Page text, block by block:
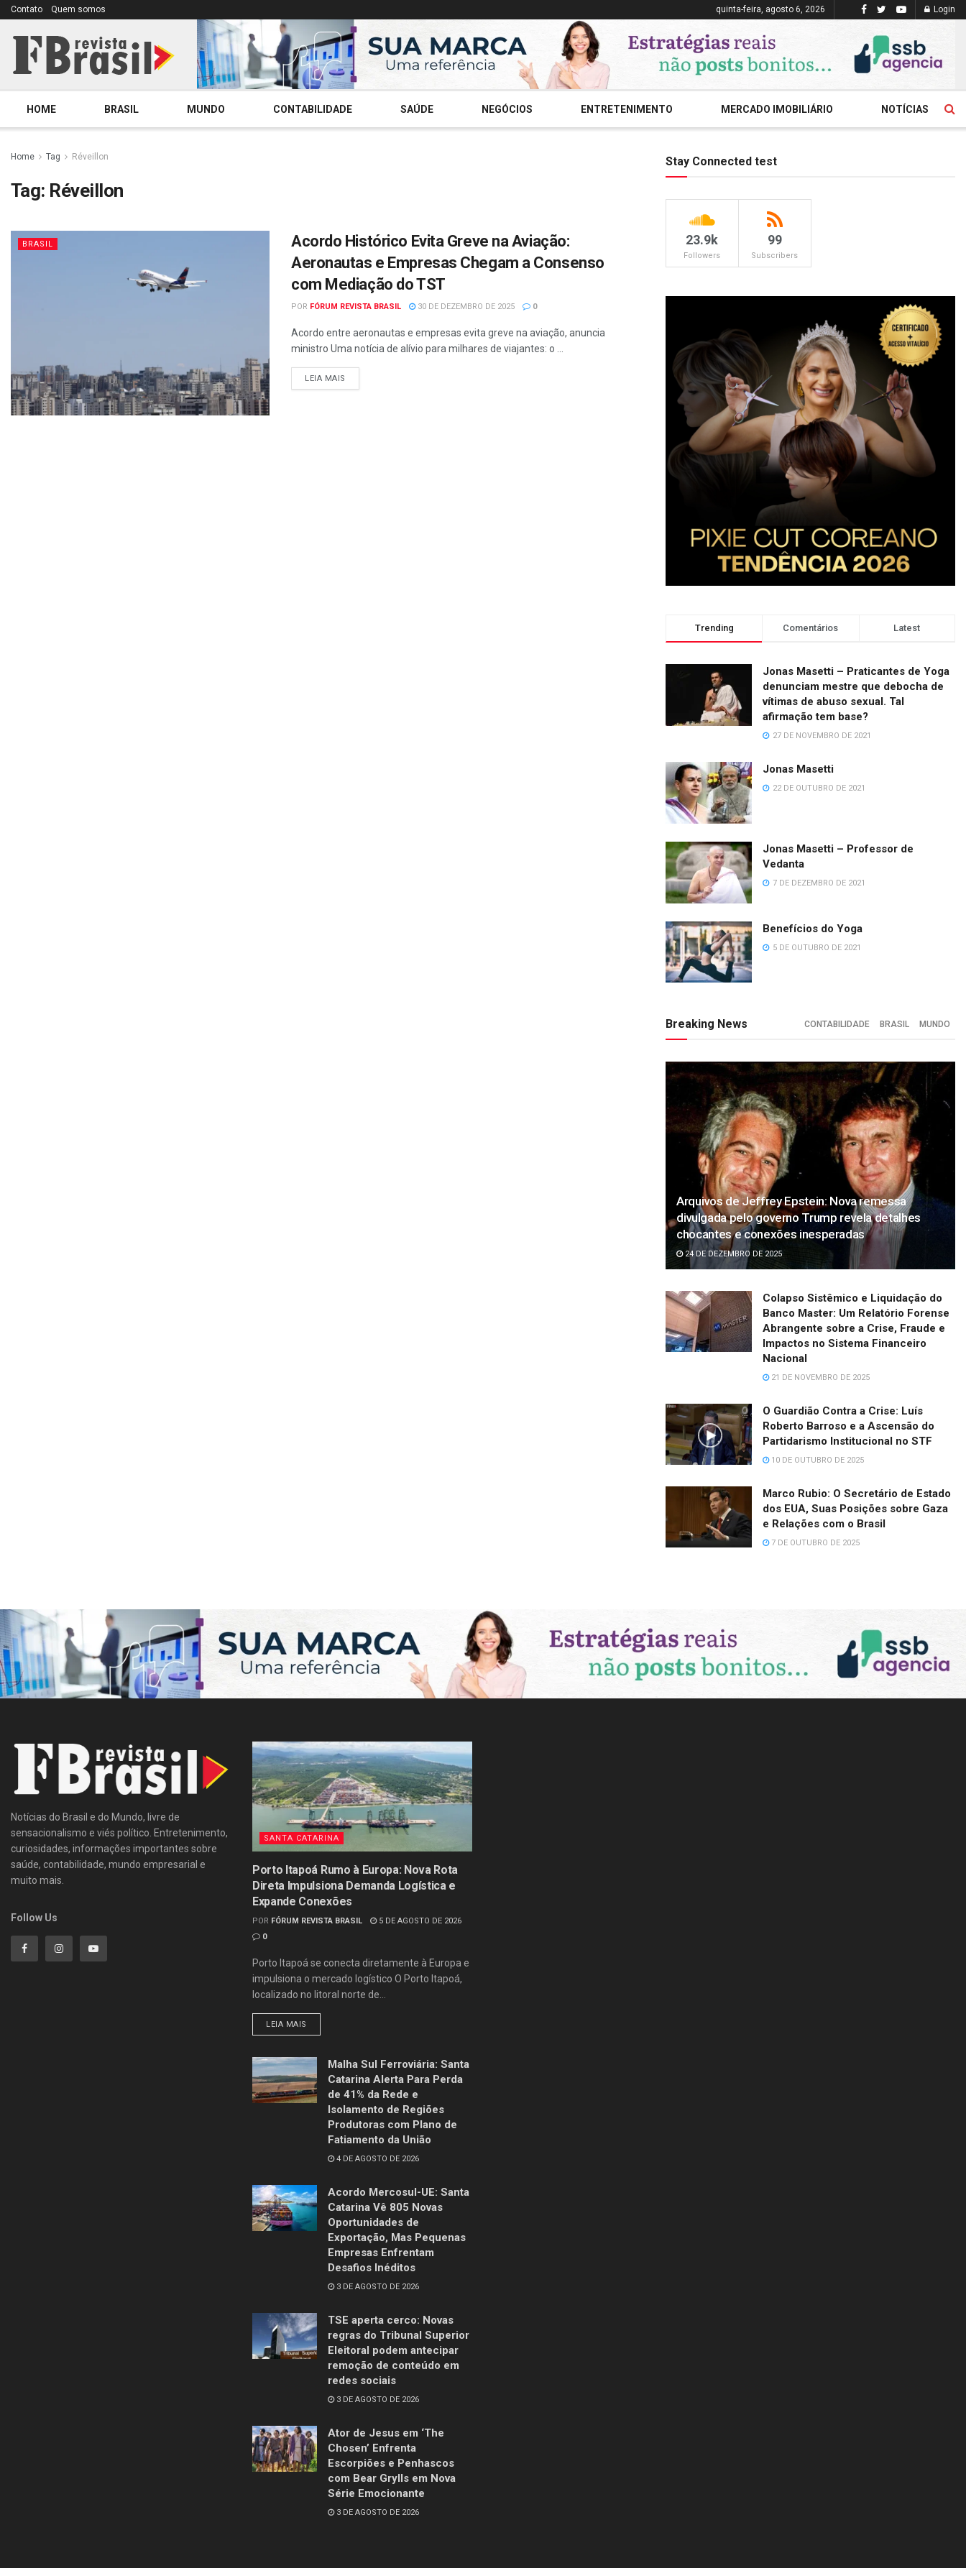
Contato Quem somos quinta-feira, agosto 6, 2026 Login
HOME BRASIL MUNDO CONTABILIDADE SAÚDE NEGÓCIOS ENTRETENIMENTO MERCADO IMOBILIÁRIO NOTÍCIAS
Home Tag Réveillon
Tag: Réveillon
BRASIL
Acordo Histórico Evita Greve na Aviação:
Aeronautas e Empresas Chegam a Consenso
com Mediação do TST
POR FÓRUM REVISTA BRASIL 30 DE DEZEMBRO DE 2025 0
Acordo entre aeronautas e empresas evita greve na aviação, anuncia
ministro Uma notícia de alívio para milhares de viajantes: o ...
LEIA MAIS
Stay Connected test
23.9k
Followers
99
Subscribers
Trending Comentários Latest
Jonas Masetti – Praticantes de Yoga
denunciam mestre que debocha de
vítimas de abuso sexual. Tal
afirmação tem base?
27 DE NOVEMBRO DE 2021
Jonas Masetti
22 DE OUTUBRO DE 2021
Jonas Masetti – Professor de
Vedanta
7 DE DEZEMBRO DE 2021
Benefícios do Yoga
5 DE OUTUBRO DE 2021
Breaking News CONTABILIDADE BRASIL MUNDO
Arquivos de Jeffrey Epstein: Nova remessa
divulgada pelo governo Trump revela detalhes
chocantes e conexões inesperadas
24 DE DEZEMBRO DE 2025
Colapso Sistêmico e Liquidação do
Banco Master: Um Relatório Forense
Abrangente sobre a Crise, Fraude e
Impactos no Sistema Financeiro
Nacional
21 DE NOVEMBRO DE 2025
O Guardião Contra a Crise: Luís
Roberto Barroso e a Ascensão do
Partidarismo Institucional no STF
10 DE OUTUBRO DE 2025
Marco Rubio: O Secretário de Estado
dos EUA, Suas Posições sobre Gaza
e Relações com o Brasil
7 DE OUTUBRO DE 2025
Notícias do Brasil e do Mundo, livre de
sensacionalismo e viés político. Entretenimento,
curiosidades, informações importantes sobre
saúde, contabilidade, mundo empresarial e
muito mais.
Follow Us
SANTA CATARINA
Porto Itapoá Rumo à Europa: Nova Rota
Direta Impulsiona Demanda Logística e
Expande Conexões
POR FÓRUM REVISTA BRASIL
5 DE AGOSTO DE 2026
0
Porto Itapoá se conecta diretamente à Europa e
impulsiona o mercado logístico O Porto Itapoá,
localizado no litoral norte de...
LEIA MAIS
Malha Sul Ferroviária: Santa
Catarina Alerta Para Perda
de 41% da Rede e
Isolamento de Regiões
Produtoras com Plano de
Fatiamento da União
4 DE AGOSTO DE 2026
Acordo Mercosul-UE: Santa
Catarina Vê 805 Novas
Oportunidades de
Exportação, Mas Pequenas
Empresas Enfrentam
Desafios Inéditos
3 DE AGOSTO DE 2026
TSE aperta cerco: Novas
regras do Tribunal Superior
Eleitoral podem antecipar
remoção de conteúdo em
redes sociais
3 DE AGOSTO DE 2026
Ator de Jesus em ‘The
Chosen’ Enfrenta
Escorpiões e Penhascos
com Bear Grylls em Nova
Série Emocionante
3 DE AGOSTO DE 2026